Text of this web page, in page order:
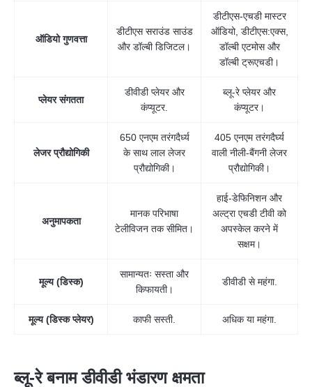
ऑडियो गुणवत्ता
डीटीएस सराउंड साउंड
और डॉल्बी डिजिटल।
डीटीएस-एचडी मास्टर
ऑडियो, डीटीएस:एक्स,
डॉल्बी एटमोस और
डॉल्बी ट्रूएचडी।
प्लेयर संगतता
डीवीडी प्लेयर और
कंप्यूटर.
ब्लू-रे प्लेयर और
कंप्यूटर।
लेजर प्रौद्योगिकी
650 एनएम तरंगदैर्ध्य
के साथ लाल लेजर
प्रौद्योगिकी।
405 एनएम तरंगदैर्घ्य
वाली नीली-बैंगनी लेजर
प्रौद्योगिकी।
अनुमापकता
मानक परिभाषा
टेलीविजन तक सीमित।
हाई-डेफिनिशन और
अल्ट्रा एचडी टीवी को
अपस्केल करने में
सक्षम।
मूल्य (डिस्क)
सामान्यतः सस्ता और
किफायती।
डीवीडी से महंगा.
मूल्य (डिस्क प्लेयर) काफी सस्ती. अधिक या महंगा.
ब्लू-रे बनाम डीवीडी भंडारण क्षमता